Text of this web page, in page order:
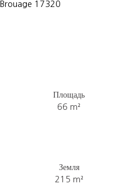
Площадь
66 m²
Земля
215 m²